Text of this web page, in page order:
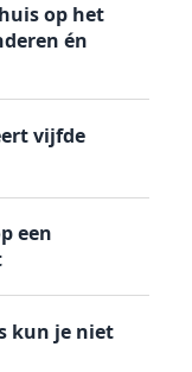
op het
én
vijfde
een
kun je niet